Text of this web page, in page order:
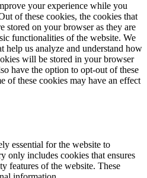
your experience while you
of these cookies, the cookies that
stored on your browser as they are
functionalities of the website. We
help us analyze and understand how
will be stored in your browser
have the option to opt-out of these
of these cookies may have an effect
essential for the website to
only includes cookies that ensures
features of the website. These